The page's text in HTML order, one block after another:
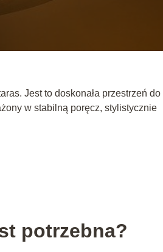
Jest to doskonała przestrzeń do
w stabilną poręcz, stylistycznie
potrzebna?